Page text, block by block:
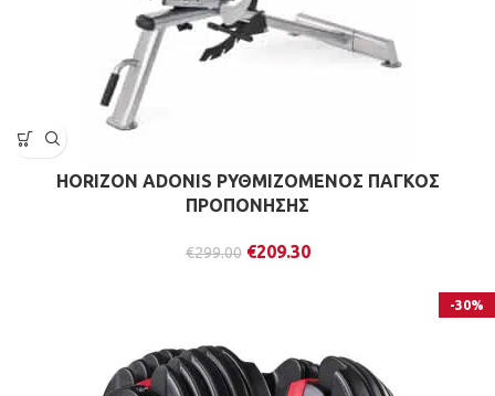
HORIZON ADONIS ΡΥΘΜΙΖΟΜΕΝΟΣ ΠΑΓΚΟΣ
ΠΡΟΠΟΝΗΣΗΣ
€299.00 €209.30
-30%